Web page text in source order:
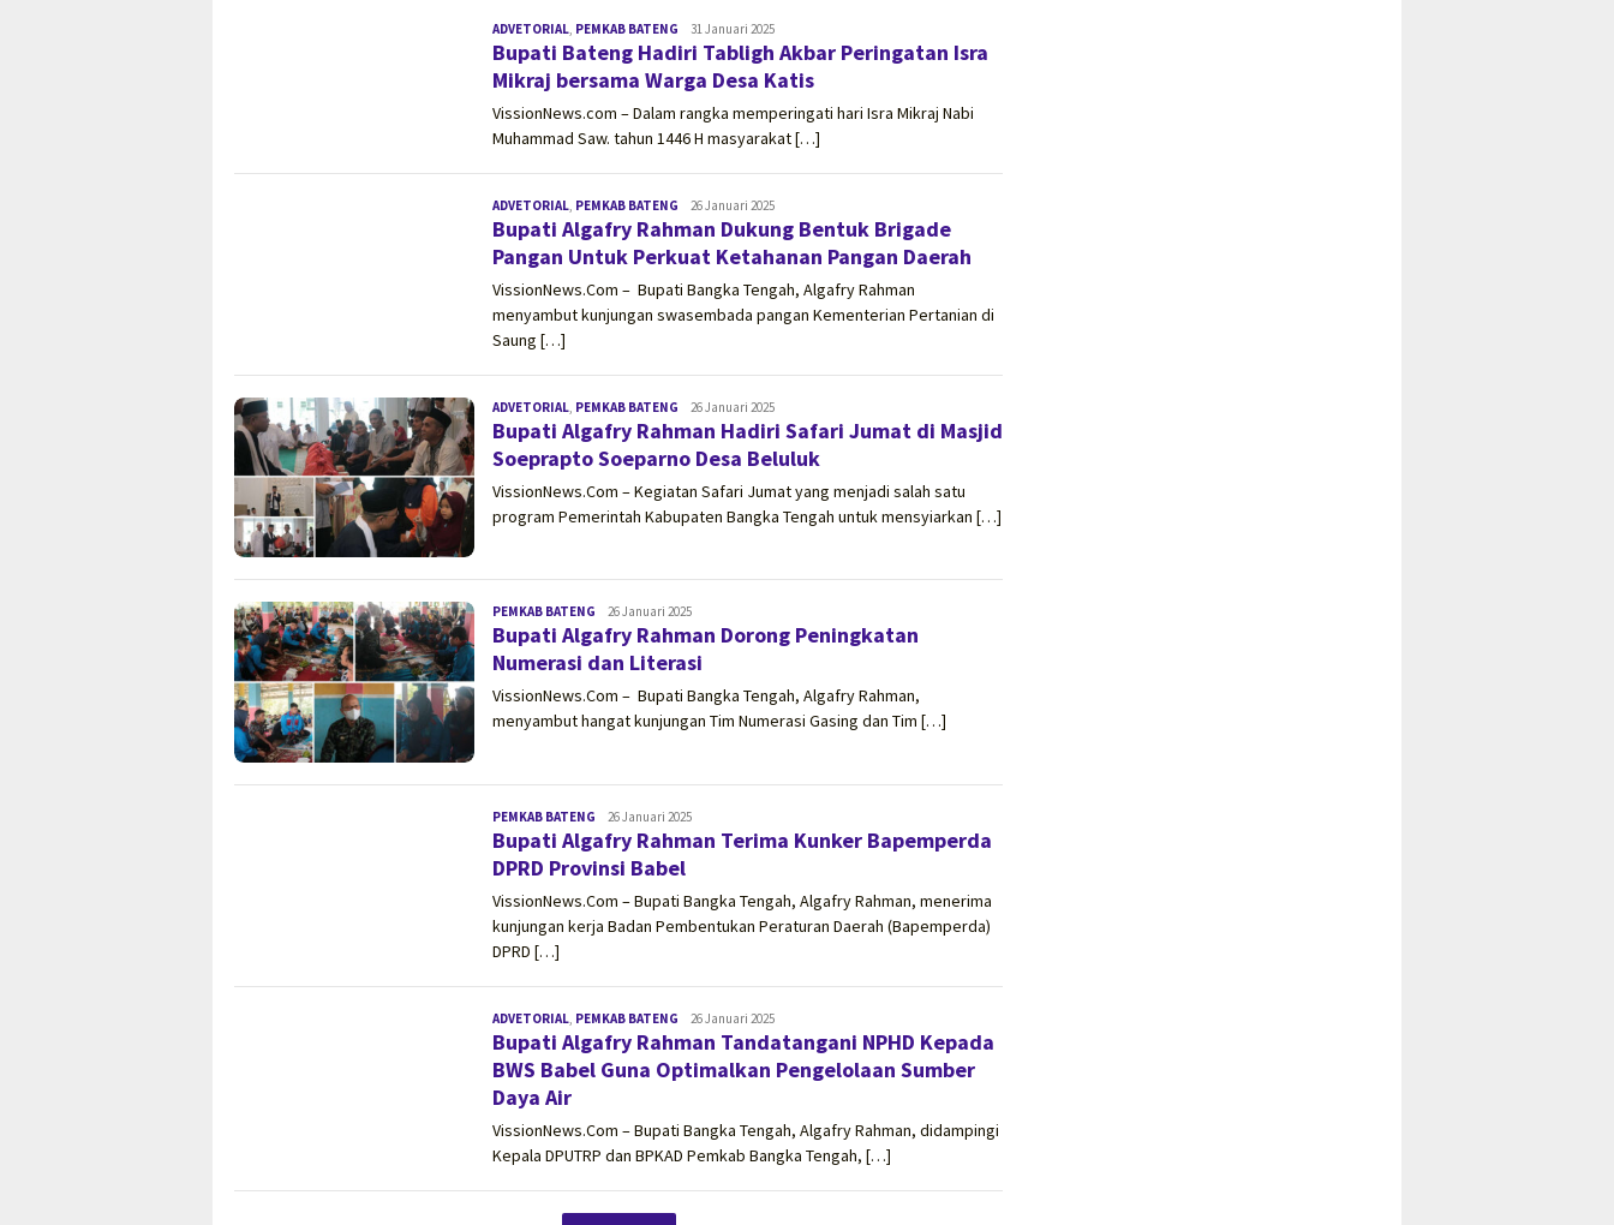
ADVETORIAL, PEMKAB BATENG vissionnews.com
31 Januari 2025
Bupati Bateng Hadiri Tabligh Akbar Peringatan Isra
Mikraj bersama Warga Desa Katis
VissionNews.com – Dalam rangka memperingati hari Isra Mikraj Nabi
Muhammad Saw. tahun 1446 H masyarakat […]
ADVETORIAL, PEMKAB BATENG vissionnews.com
26 Januari 2025
Bupati Algafry Rahman Dukung Bentuk Brigade
Pangan Untuk Perkuat Ketahanan Pangan Daerah
VissionNews.Com – Bupati Bangka Tengah, Algafry Rahman
menyambut kunjungan swasembada pangan Kementerian Pertanian di
Saung […]
ADVETORIAL, PEMKAB BATENG vissionnews.com
26 Januari 2025
Bupati Algafry Rahman Hadiri Safari Jumat di Masjid
Soeprapto Soeparno Desa Beluluk
VissionNews.Com – Kegiatan Safari Jumat yang menjadi salah satu
program Pemerintah Kabupaten Bangka Tengah untuk mensyiarkan […]
PEMKAB BATENG vissionnews.com
26 Januari 2025
Bupati Algafry Rahman Dorong Peningkatan
Numerasi dan Literasi
VissionNews.Com – Bupati Bangka Tengah, Algafry Rahman,
menyambut hangat kunjungan Tim Numerasi Gasing dan Tim […]
PEMKAB BATENG vissionnews.com
26 Januari 2025
Bupati Algafry Rahman Terima Kunker Bapemperda
DPRD Provinsi Babel
VissionNews.Com – Bupati Bangka Tengah, Algafry Rahman, menerima
kunjungan kerja Badan Pembentukan Peraturan Daerah (Bapemperda)
DPRD […]
ADVETORIAL PEMKAB BATENG vissionnews.com
26 Januari 2025
Bupati Algafry Rahman Tandatangani NPHD Kepada
BWS Babel Guna Optimalkan Pengelolaan Sumber
Daya Air
VissionNews.Com – Bupati Bangka Tengah, Algafry Rahman, didampingi
Kepala DPUTRP dan BPKAD Pemkab Bangka Tengah, […]